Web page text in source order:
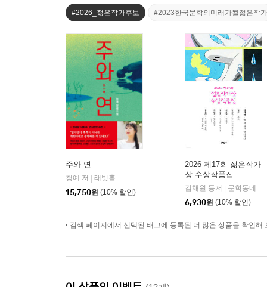
#2026_젊은작가후보 #2023한국문학의미래가될젊은작가
주와 연
청예 저
래빗홀
15,750원 (10% 할인)
2026 제17회 젊은작가
상 수상작품집
김채원 등저
문학동네
6,930원 (10% 할인)
검색 페이지에서 선택된 태그에 등록된 더 많은 상품을 확인해